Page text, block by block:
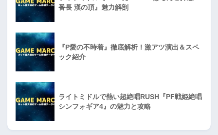
番長 漢の頂』魅力解剖
『P愛の不時着』徹底解析！激アツ演出＆スペ
ック紹介
ライトミドルで熱い超絶唱RUSH『PF戦姫絶唱
シンフォギア4』の魅力と攻略